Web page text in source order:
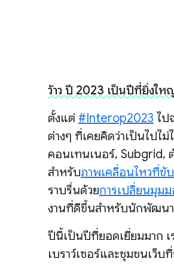
ว้าว ปี 2023 เป็นปีที่ยิ่งให
ตั้งแต่ #Interop2023 ไป
ต่างๆ ที่เคยคิดว่าเป็นไปไ
คอนเทนเนอร์, Subgrid,
สำหรับภาพเคลื่อนไหวที่ขั
ราบรื่นด้วยการเปลี่ยนมุมม
งานที่ดีขึ้นสำหรับนักพัฒน
ปีนี้เป็นปีที่ยอดเยี่ยมมาก
เบราว์เซอร์และชุมชนเว็บ